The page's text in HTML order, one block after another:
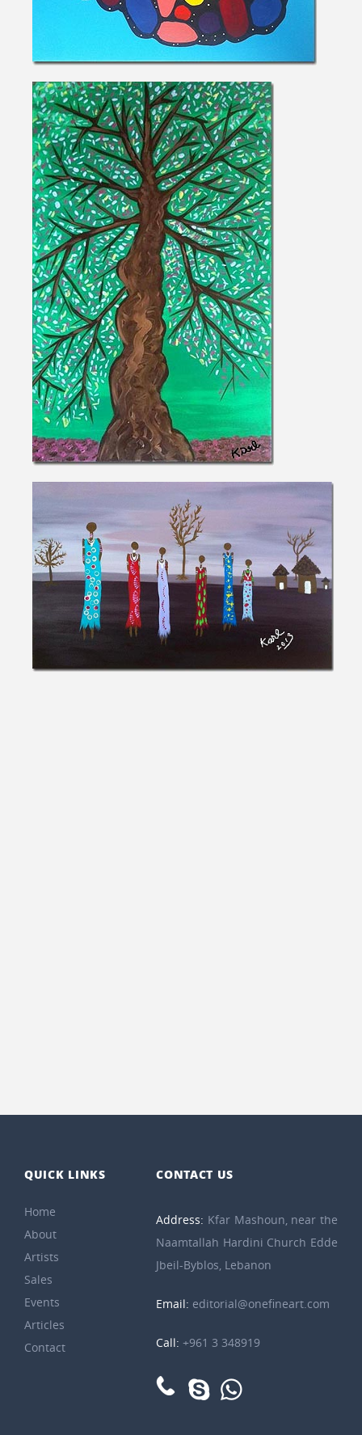
QUICK LINKS
Home
About
Artists
Sales
Events
Articles
Contact
CONTACT US
Address: Kfar Mashoun, near the
Naamtallah Hardini Church Edde
Jbeil-Byblos, Lebanon
Email: editorial@onefineart.com
Call:+961 3 348919